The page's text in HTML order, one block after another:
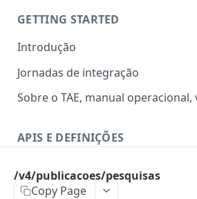
GETTING STARTED
Introdução
Jornadas de integração
Sobre o TAE, manual
APIS E DEFINIÇÕES
Status code utilizados
/v4/publicacoes/pesquisas
Copy Page